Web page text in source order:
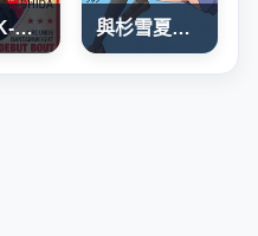
BLACK-BOX 與杉雪夏子的明天